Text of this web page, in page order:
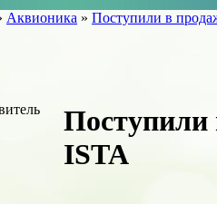
Аквионика » Поступили в
Поступили
ISTA